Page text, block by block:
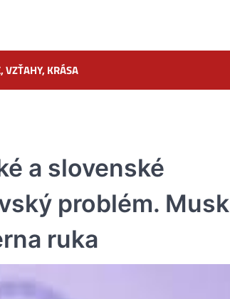
VZŤAHY, KRÁSA
a slovenské
problém. Musk
ruka